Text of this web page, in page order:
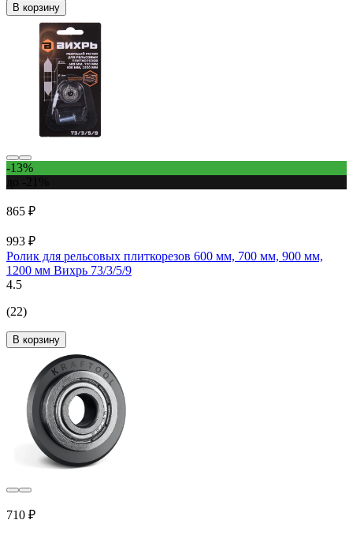
В корзину
-13%
865 ₽
993 ₽
Ролик для рельсовых плиткорезов 600 мм, 700 мм, 900 мм,
1200 мм Вихрь 73/3/5/9
4.5
(22)
В корзину
710 ₽